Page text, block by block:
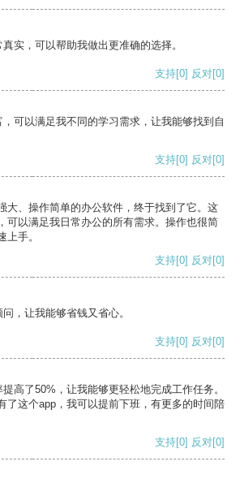
实，可以帮助我做出更准确的选择。
支持[0] 反对[0]
可以满足我不同的学习需求，让我能够找到自
支持[0] 反对[0]
大、操作简单的办公软件，终于找到了它。这
可以满足我日常办公的所有需求。操作也很简
上手。
支持[0] 反对[0]
，让我能够省钱又省心。
支持[0] 反对[0]
高了50%，让我能够更轻松地完成工作任务。
了这个app，我可以提前下班，有更多的时间陪
支持[0] 反对[0]